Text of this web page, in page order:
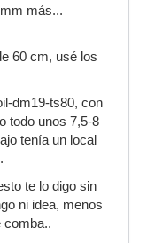
más...
60 cm, usé los
dm19-ts80, con
todo unos 7,5-8
tenía un local
te lo digo sin
ni idea, menos
comba..